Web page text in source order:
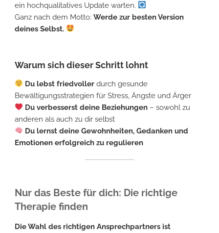
ein hochqualitatives Update warten.
Ganz nach dem Motto: Werde zur besten Version
deines Selbst.
Warum sich dieser Schritt lohnt
Du lebst friedvoller durch gesunde
Bewältigungsstrategien für Stress, Ängste und Ärger
Du verbesserst deine Beziehungen – sowohl zu
anderen als auch zu dir selbst
Du lernst deine Gewohnheiten, Gedanken und
Emotionen erfolgreich zu regulieren
Nur das Beste für dich: Die richtige
Therapie finden
Die Wahl des richtigen Ansprechpartners ist